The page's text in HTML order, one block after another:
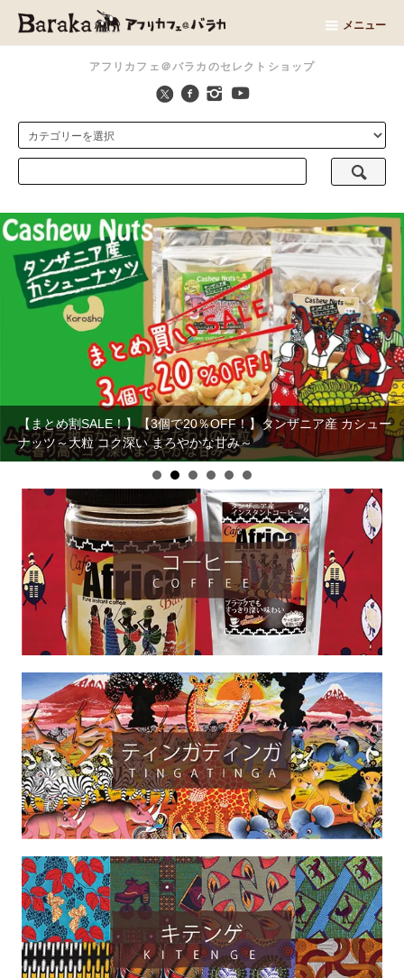
アフリカフェ＠バラカのセレクトショップ
メニュー
【まとめ割SALE！】【3個で20％OFF！】タンザニア産 カシュー
ナッツ～大粒 コク深い まろやかな甘み～